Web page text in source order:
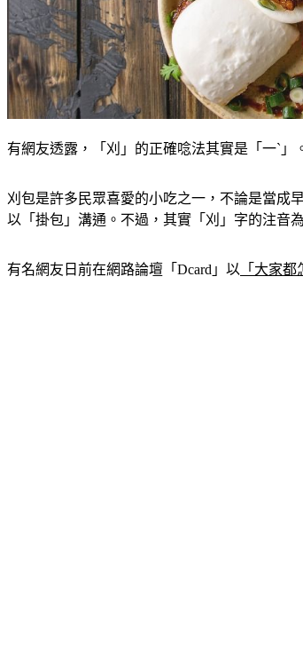
有網友透露，「刈」的正確唸法其實是「一ˋ」
刈包是許多民眾喜愛的小吃之一，不論是當成
以「掛包」溝通。不過，其實「刈」字的注音
有名網友日前在網路論壇「Dcard」以 「大家都